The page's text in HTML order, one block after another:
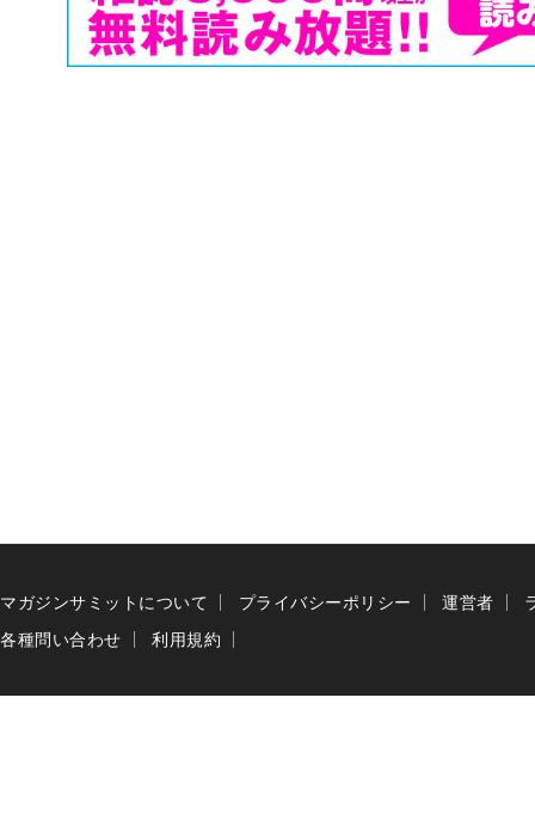
マガジンサミットについて プライバシーポリシー 運営者
各種問い合わせ
利用規約